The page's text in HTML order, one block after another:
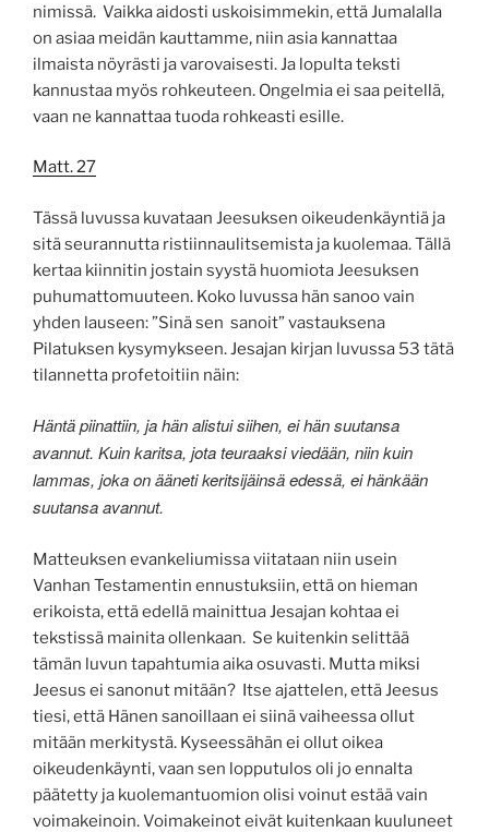
nimissä. Vaikka aidosti uskoisimmekin, että Jumalalla
on asiaa meidän kauttamme, niin asia kannattaa
ilmaista nöyrästi ja varovaisesti. Ja lopulta teksti
kannustaa myös rohkeuteen. Ongelmia ei saa peitellä,
vaan ne kannattaa tuoda rohkeasti esille.
Matt. 27
Tässä luvussa kuvataan Jeesuksen oikeudenkäyntiä ja
sitä seurannutta ristiinnaulitsemista ja kuolemaa. Tällä
kertaa kiinnitin jostain syystä huomiota Jeesuksen
puhumattomuuteen. Koko luvussa hän sanoo vain
yhden lauseen: ”Sinä sen sanoit” vastauksena
Pilatuksen kysymykseen. Jesajan kirjan luvussa 53 tätä
tilannetta profetoitiin näin:
Häntä piinattiin, ja hän alistui siihen, ei hän suutansa
avannut. Kuin karitsa, jota teuraaksi viedään, niin kuin
lammas, joka on ääneti keritsijäinsä edessä, ei hänkään
suutansa avannut.
Matteuksen evankeliumissa viitataan niin usein
Vanhan Testamentin ennustuksiin, että on hieman
erikoista, että edellä mainittua Jesajan kohtaa ei
tekstissä mainita ollenkaan. Se kuitenkin selittää
tämän luvun tapahtumia aika osuvasti. Mutta miksi
Jeesus ei sanonut mitään? Itse ajattelen, että Jeesus
tiesi, että Hänen sanoillaan ei siinä vaiheessa ollut
mitään merkitystä. Kyseessähän ei ollut oikea
oikeudenkäynti, vaan sen lopputulos oli jo ennalta
päätetty ja kuolemantuomion olisi voinut estää vain
voimakeinoin. Voimakeinot eivät kuitenkaan kuuluneet